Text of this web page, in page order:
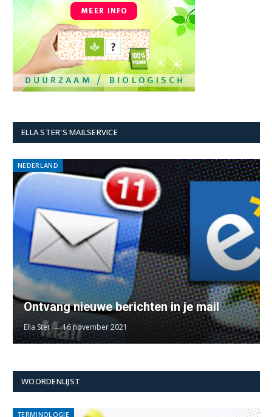
ELLA STER'S MAILSERVICE
NEDERLAND
Ontvang nieuwe berichten in je mail
Ella Ster 16 november 2021
WOORDENLIJST
TERMINOLOGIE